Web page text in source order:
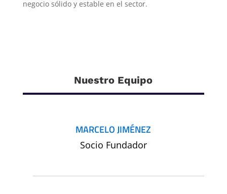
negocio sólido y estable en el sector.
Nuestro Equipo
MARCELO JIMÉNEZ
Socio Fundador